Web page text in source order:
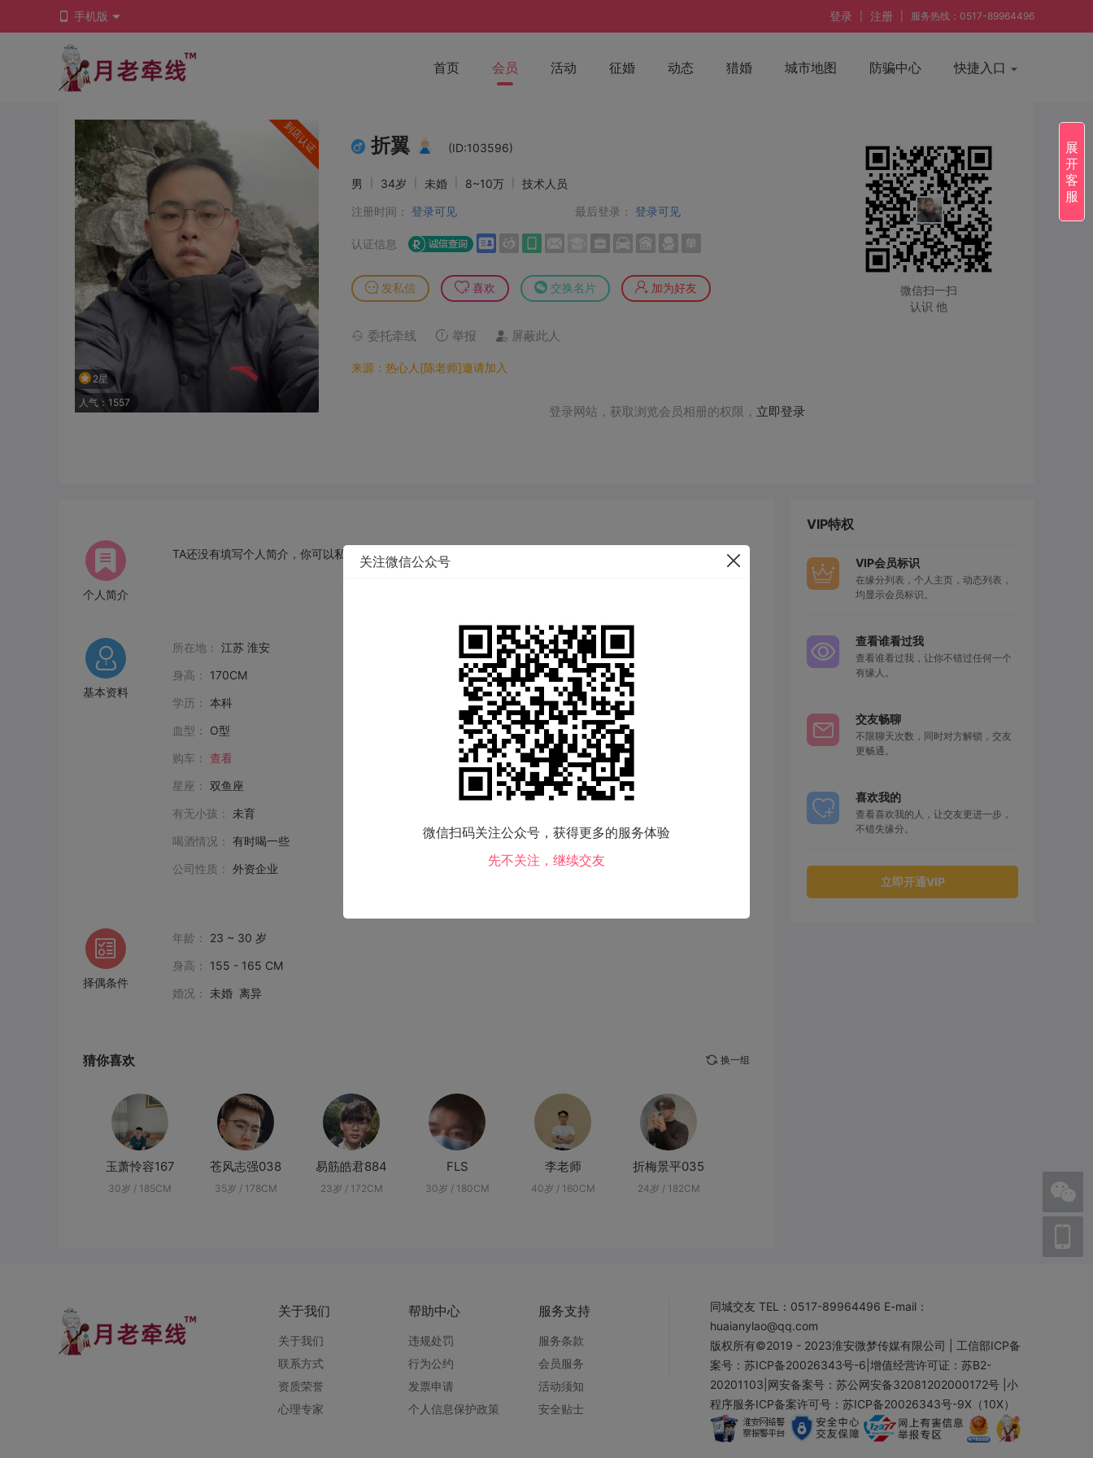
手机版 登录 注册 服务热线：0517-89964496
首页 会员 活动 征婚 动态 猎婚 城市地图 防骗中心 快捷入口
2星
人气：1557
到店认证 折翼 (ID:103596)
男 34岁 未婚 8~10万
技术人员
注册时间： 登录可见 最后登录： 登录可见
认证信息
发私信 喜欢 交换名片 加为好友
委托牵线 举报 屏蔽此人
来源：热心人[陈老师]邀请加入
登录网站，获取浏览会员相册的权限， 立即登录
微信扫一扫
认识 他
个人简介
TA还没有填写个人简介，你可以私信给TA进一步了解~
基本资料
所在地： 江苏 淮安 户籍地： 江苏 淮安 淮阴区
身高：
170CM 体重：60KG
学历： 本科 民族：汉族
血型：
O型 生肖：
猴
购车： 查看 购房： 查看
星座： 双鱼座 交友类型：交朋友
有无小孩：
未育
喝酒情况： 有时喝一些 毕业院校：未填写
公司性质： 外资企业 兴趣爱好：美食 体育运动
择偶条件
年龄：
23 ~ 30 岁
身高：
155 - 165 CM
婚况：
未婚 离异
猜你喜欢 换一组
玉萧怜容167
30岁 / 185CM
苍风志强038
35岁 / 178CM
易筋皓君884
23岁 / 172CM
FLS
30岁 / 180CM
李老师
40岁 / 160CM
折梅景平035
24岁 / 182CM
VIP特权
VIP会员标识
在缘分列表，个人主页，动态列表，
均显示会员标识。
查看谁看过我
查看谁看过我，让你不错过任何一个
有缘人。
交友畅聊
不限聊天次数，同时对方解锁，交友
更畅通。
喜欢我的
查看喜欢我的人，让交友更进一步，
不错失缘分。
立即开通VIP
关于我们
关于我们
联系方式
资质荣誉
心理专家
帮助中心
违规处罚
行为公约
发票申请
个人信息保护政策
服务支持
服务条款
会员服务
活动须知
安全贴士
同城交友 TEL：0517-89964496 E-mail：
huaianylao@qq.com
版权所有©2019 - 2023淮安微梦传媒有限公司
工信部ICP备
案号：苏ICP备20026343号-6 增值经营许可证：苏B2-
20201103 网安备案号：苏公网安备32081202000172号 小
程序服务ICP备案许可号：苏ICP备20026343号-9X（10X）
展
开
客
服
关注微信公众号
微信扫码关注公众号，获得更多的服务体验
先不关注，继续交友